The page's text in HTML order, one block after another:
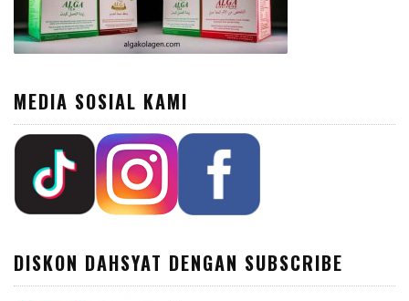
MEDIA SOSIAL KAMI
DISKON DAHSYAT DENGAN SUBSCRIBE